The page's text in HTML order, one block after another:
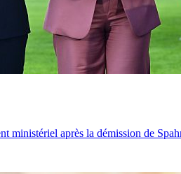
ministériel après la démission de